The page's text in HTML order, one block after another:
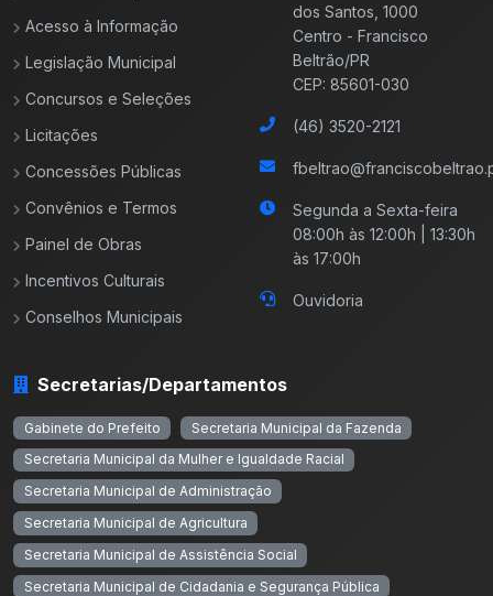
Acesso à Informação
Legislação Municipal
Concursos e Seleções
Licitações
Concessões Públicas
Convênios e Termos
Painel de Obras
Incentivos Culturais
Conselhos Municipais
dos Santos, 1000
Centro - Francisco
Beltrão/PR
CEP: 85601-030
(46) 3520-2121
Segunda a Sexta-feira
08:00h às 12:00h | 13:30h
às 17:00h
Ouvidoria
Secretarias/Departamentos
Gabinete do Prefeito
Secretaria Municipal da Fazenda
Secretaria Municipal da Mulher e Igualdade Racial
Secretaria Municipal de Administração
Secretaria Municipal de Agricultura
Secretaria Municipal de Assistência Social
Secretaria Municipal de Cidadania e Segurança Pública